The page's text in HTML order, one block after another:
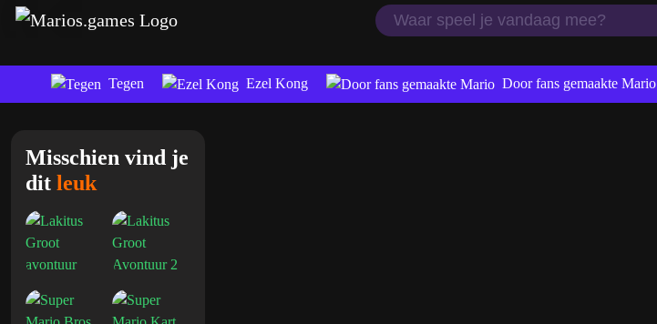
Tegen Ezel Kong Door fans gemaakte Mario
Misschien vind je
dit leuk